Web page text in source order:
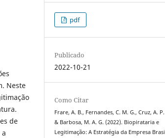
Neste
de
pdf
Publicado
2022-10-21
Como Citar
Frare, A. B., Fernandes, C. M. G., Cruz, A.
& Barbosa, M. A. G. (2022). Biopirataria e
Legitimação: A Estratégia da Empresa